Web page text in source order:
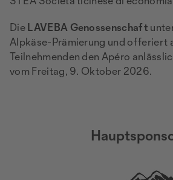
DieLAVEBA Genossenschaft
Alpkäse-Prämierung und offeriert
Teilnehmenden den Apéro
vom Freitag, 9. Oktober 2026.